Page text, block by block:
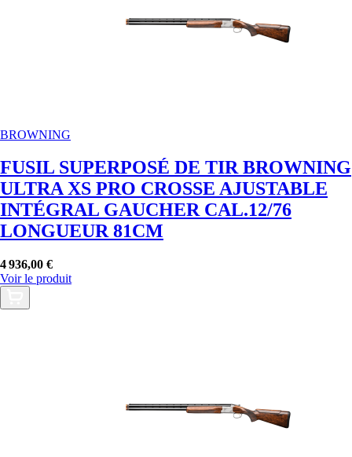
BROWNING
FUSIL SUPERPOSÉ DE TIR BROWNING
ULTRA XS PRO CROSSE AJUSTABLE
INTÉGRAL GAUCHER CAL.12/76
LONGUEUR 81CM
4 936,00 €
Voir le produit